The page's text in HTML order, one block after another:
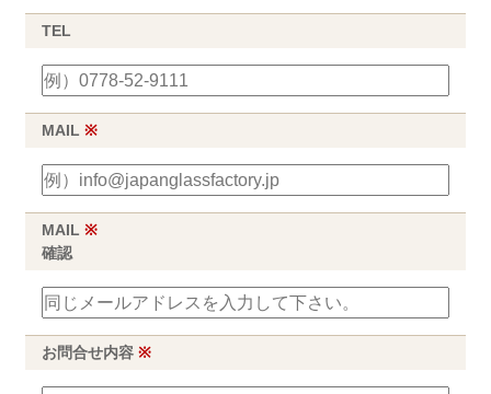
TEL
MAIL※
MAIL※
確認
お問合せ内容※